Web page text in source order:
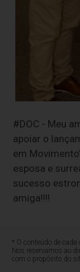
#DOC - Meu
apoiar o
em
esposa e
sucesso
amiga!!!!
* O conteúdo de cada
Nos reservamos ao
com o propósito do